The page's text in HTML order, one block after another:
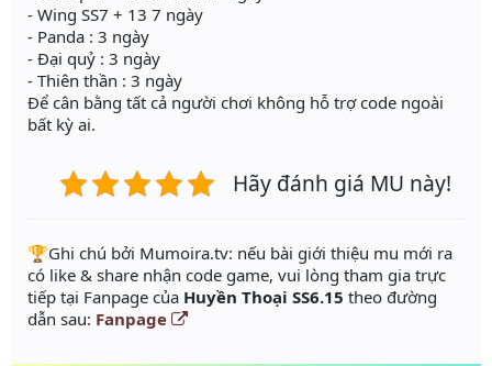
- Wing SS7 + 13 7 ngày
- Panda : 3 ngày
- Đại quỷ : 3 ngày
- Thiên thần : 3 ngày
Để cân bằng tất cả người chơi không hỗ trợ code ngoài
bất kỳ ai.
Hãy đánh giá MU này!
️🏆Ghi chú bởi Mumoira.tv: nếu bài giới thiệu mu mới ra
có like & share nhận code game, vui lòng tham gia trực
tiếp tại Fanpage của Huyền Thoại SS6.15 theo đường
dẫn sau: Fanpage